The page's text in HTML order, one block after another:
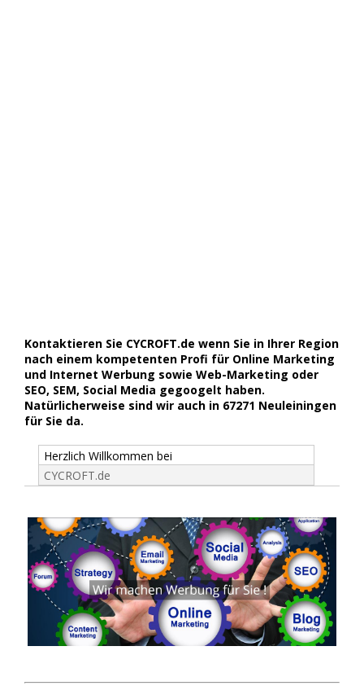
Kontaktieren Sie CYCROFT.de wenn Sie in Ihrer Region
nach einem kompetenten Profi für Online Marketing
und Internet Werbung sowie Web-Marketing oder
SEO, SEM, Social Media gegoogelt haben.
Natürlicherweise sind wir auch in 67271 Neuleiningen
für Sie da.
Herzlich Willkommen bei
CYCROFT.de